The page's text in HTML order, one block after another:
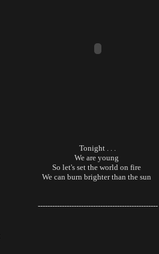
Tonight . . .
We are young
So let's set the world on fire
We can burn brighter than the sun
--------------------------------------------------